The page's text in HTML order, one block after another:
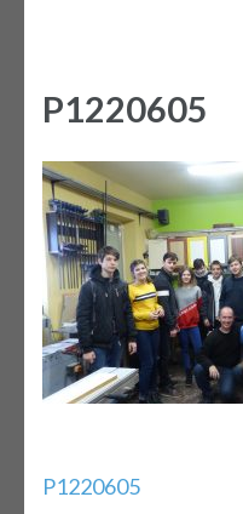
P1220605
Bejegyzés
P1220605